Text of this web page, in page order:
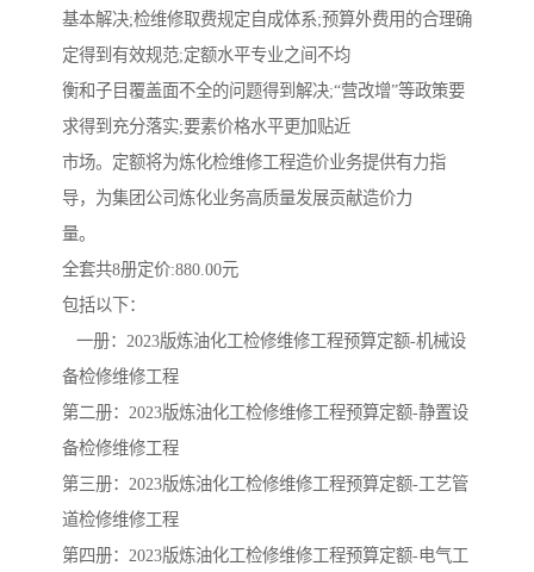
基本解决;检维修取费规定自成体系;预算外费用的合理确
定得到有效规范;定额水平专业之间不均
衡和子目覆盖面不全的问题得到解决;“营改增”等政策要
求得到充分落实;要素价格水平更加贴近
市场。定额将为炼化检维修工程造价业务提供有力指
导，为集团公司炼化业务高质量发展贡献造价力
量。
全套共8册定价:880.00元
包括以下：
一册：2023版炼油化工检修维修工程预算定额-机械设
备检修维修工程
第二册：2023版炼油化工检修维修工程预算定额-静置设
备检修维修工程
第三册：2023版炼油化工检修维修工程预算定额-工艺管
道检修维修工程
第四册：2023版炼油化工检修维修工程预算定额-电气工
云南省建设工程预算定额 2020民法典
陕西省水利工程概预算定 宁夏建设工程计价定额
冶金工业建设工程概算定 河北省建设工程消耗量定
广东省水利水电概预算定
四川省清单计价定额 北京市建设工程消耗量定